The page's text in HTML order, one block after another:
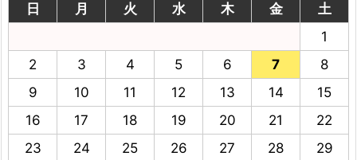
日
月 火 水 木 金
土
1
2
3 4 5 6 7
8
9
10 11 12 13 14
15
16
17 18 19 20 21
22
23
24 25 26 27 28
29